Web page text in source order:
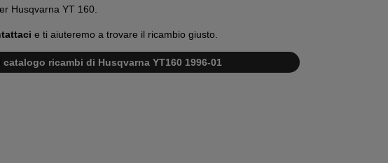
Husqvarna YT 160.
e ti aiuteremo a trovare il ricambio giusto.
ricambi di Husqvarna YT160 1996-01